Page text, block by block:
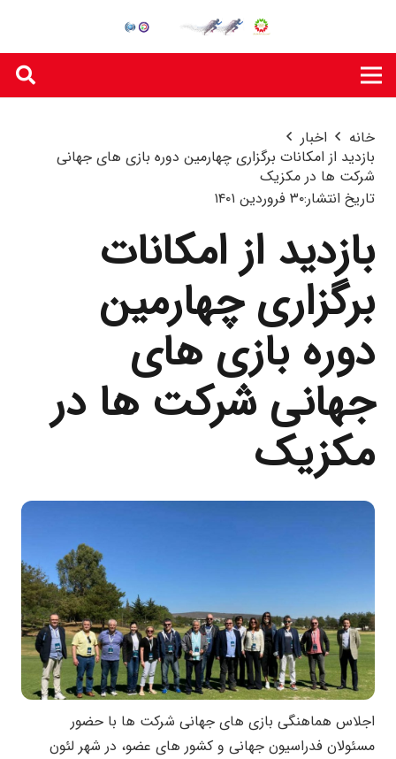
خانه
اخبار
بازدید از امکانات برگزاری چهارمین دوره بازی های جهانی
شرکت ها در مکزیک
تاریخ انتشار:۳۰ فروردین ۱۴۰۱
بازدید از امکانات
برگزاری چهارمین
دوره بازی های
جهانی شرکت ها در
مکزیک
اجلاس هماهنگی بازی های جهانی شرکت ها با حضور
مسئولان فدراسیون جهانی و کشور های عضو، در ‌شهر لئون